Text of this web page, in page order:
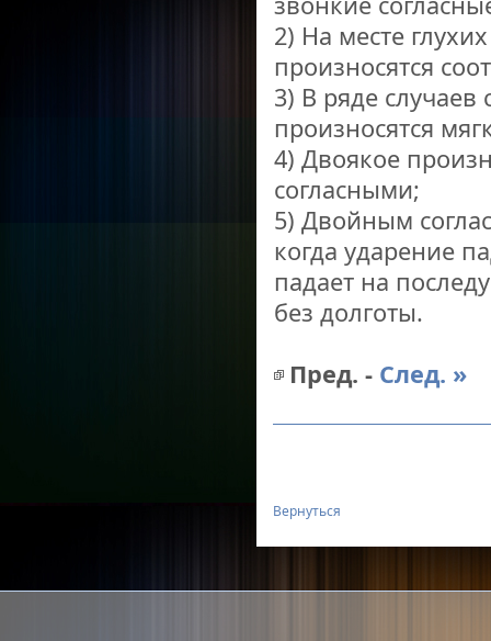
2) На месте
произносятся
3) В ряде
произносятся
4) Двоякое
согласными;
5) Двойным
когда ударение
падает на
без долготы.
Пред. - След. »
Вернуться